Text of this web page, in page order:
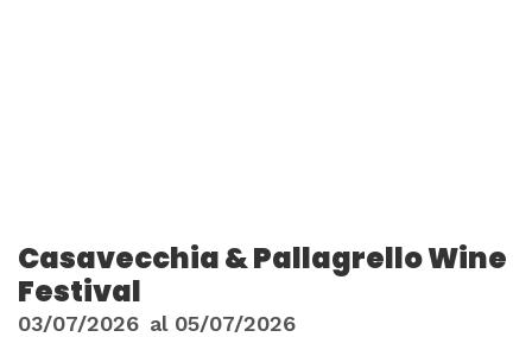
Casavecchia & Pallagrello Wine
Festival
03/07/2026 al 05/07/2026